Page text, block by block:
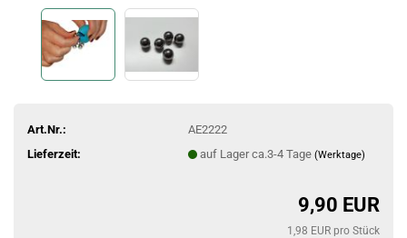
Art.Nr.:
AE2222
Lieferzeit:
auf Lager ca.3-4 Tage (Werktage)
9,90 EUR
1,98 EUR pro Stück